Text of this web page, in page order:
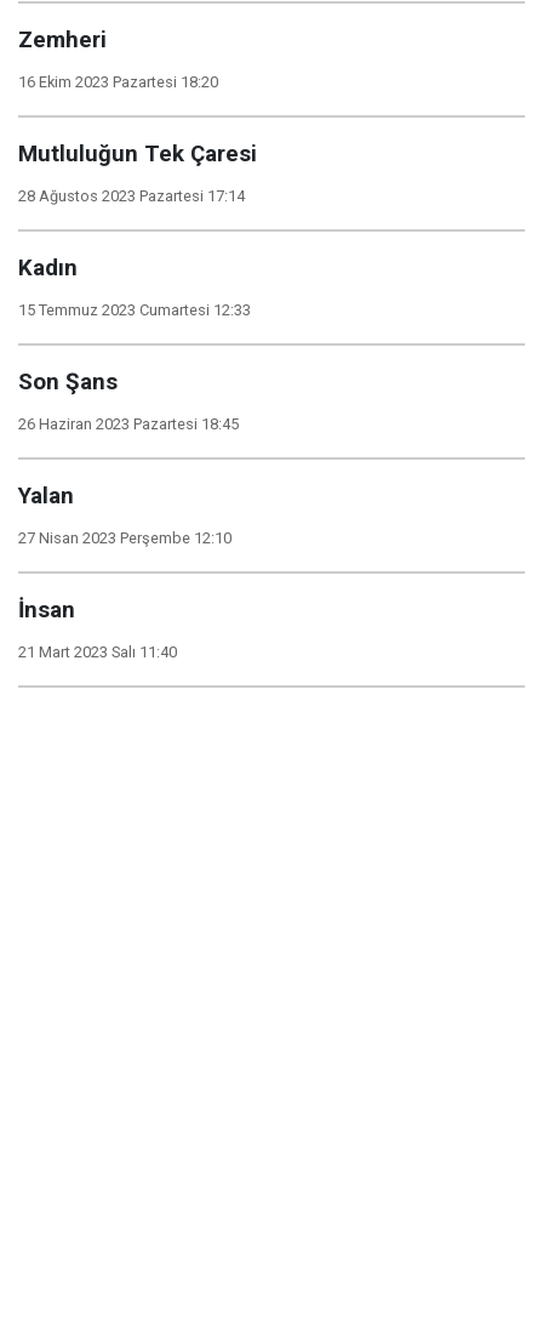
Zemheri
16 Ekim 2023 Pazartesi 18:20
Mutluluğun Tek Çaresi
28 Ağustos 2023 Pazartesi 17:14
Kadın
15 Temmuz 2023 Cumartesi 12:33
Son Şans
26 Haziran 2023 Pazartesi 18:45
Yalan
27 Nisan 2023 Perşembe 12:10
İnsan
21 Mart 2023 Salı 11:40